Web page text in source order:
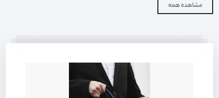
مشاهده همه